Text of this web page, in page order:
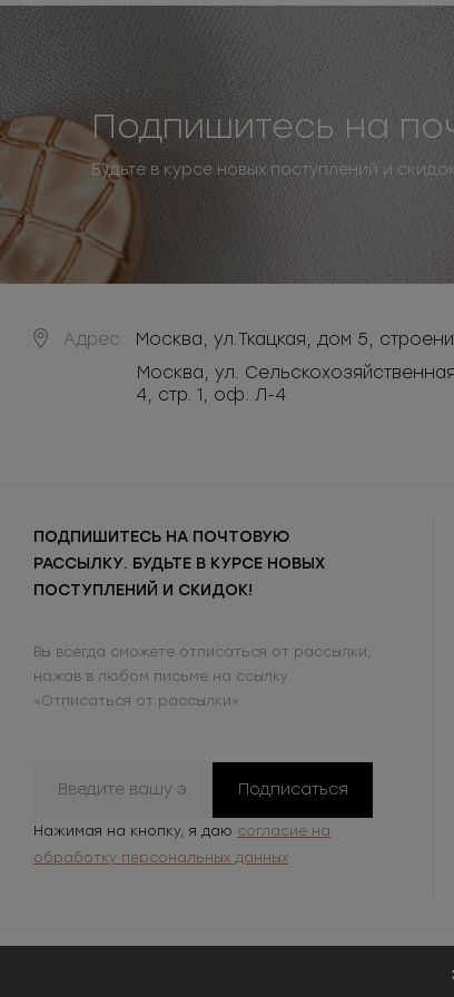
Подпишитесь на
Будьте в курсе новых поступлений и
Адрес: Москва, ул.Ткацкая, дом 5,
Москва, ул.
4, стр. 1, оф. Л-4
ПОДПИШИТЕСЬ НА ПОЧТОВУЮ
РАССЫЛКУ. БУДЬТЕ В КУРСЕ НОВЫХ
ПОСТУПЛЕНИЙ И СКИДОК!
Вы всегда сможете отписаться от рассылки,
нажав в любом письме на ссылку
«Отписаться от рассылки»
Подписаться
Нажимая на кнопку, я даю согласие на
обработку персональных данных